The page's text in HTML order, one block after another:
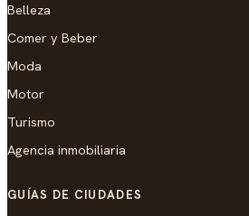
Belleza
Comer y Beber
Moda
Motor
Turismo
Agencia inmobiliaria
GUÍAS DE CIUDADES